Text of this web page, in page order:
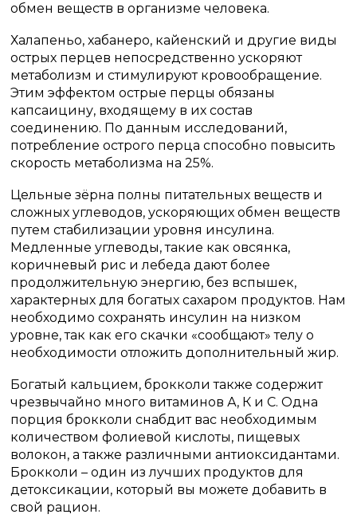
обмен веществ в организме человека.
Халапеньо, хабанеро, кайенский и другие виды
острых перцев непосредственно ускоряют
метаболизм и стимулируют кровообращение.
Этим эффектом острые перцы обязаны
капсаицину, входящему в их состав
соединению. По данным исследований,
потребление острого перца способно повысить
скорость метаболизма на 25%.
Цельные зёрна полны питательных веществ и
сложных углеводов, ускоряющих обмен веществ
путем стабилизации уровня инсулина.
Медленные углеводы, такие как овсянка,
коричневый рис и лебеда дают более
продолжительную энергию, без вспышек,
характерных для богатых сахаром продуктов. Нам
необходимо сохранять инсулин на низком
уровне, так как его скачки «сообщают» телу о
необходимости отложить дополнительный жир.
Богатый кальцием, брокколи также содержит
чрезвычайно много витаминов А, К и С. Одна
порция брокколи снабдит вас необходимым
количеством фолиевой кислоты, пищевых
волокон, а также различными антиоксидантами.
Брокколи – один из лучших продуктов для
детоксикации, который вы можете добавить в
свой рацион.